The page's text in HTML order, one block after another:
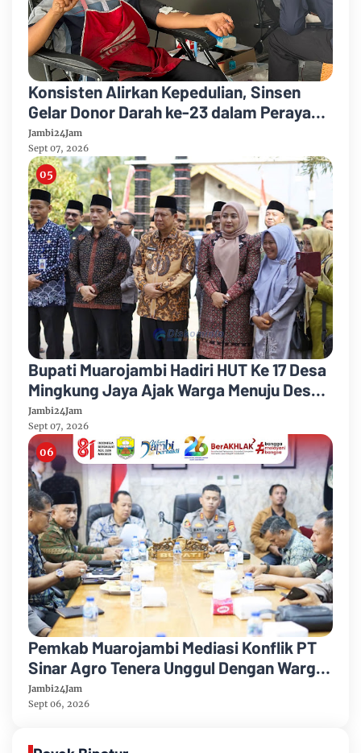
Konsisten Alirkan Kepedulian, Sinsen
Gelar Donor Darah ke-23 dalam Perayaan
Anniversary Sinsen
Jambi24Jam
Sept 07, 2026
Bupati Muarojambi Hadiri HUT Ke 17 Desa
Mingkung Jaya Ajak Warga Menuju Desa
Mandiri 2026
Jambi24Jam
Sept 07, 2026
Pemkab Muarojambi Mediasi Konflik PT
Sinar Agro Tenera Unggul Dengan Warga
Sipin Teluk Duren
Jambi24Jam
Sept 06, 2026